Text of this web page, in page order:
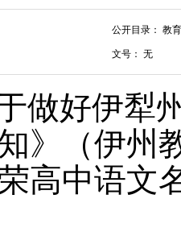
公开目录： 教
文号： 无
做好伊犁
》
（伊州
高中语文